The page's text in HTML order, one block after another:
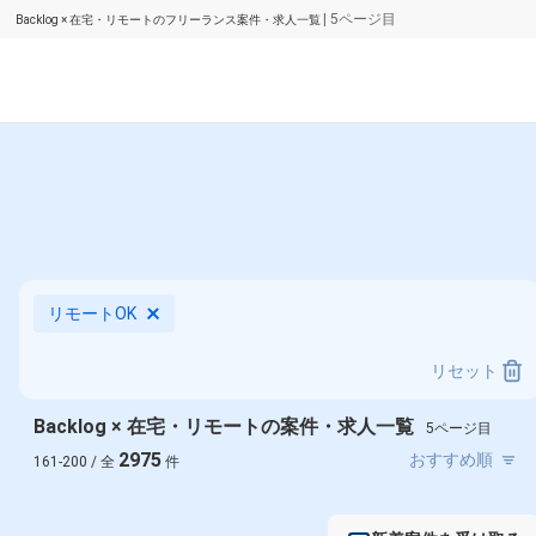
Backlog × 在宅・リモートのフリーランス案件・求人一覧 | 5ページ目
リモートOK
リセット
Backlog × 在宅・リモートの案件・求人一覧
5ページ目
161-200 / 全 2975 件